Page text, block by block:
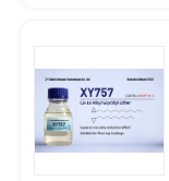
বাড়ি
পণ্য